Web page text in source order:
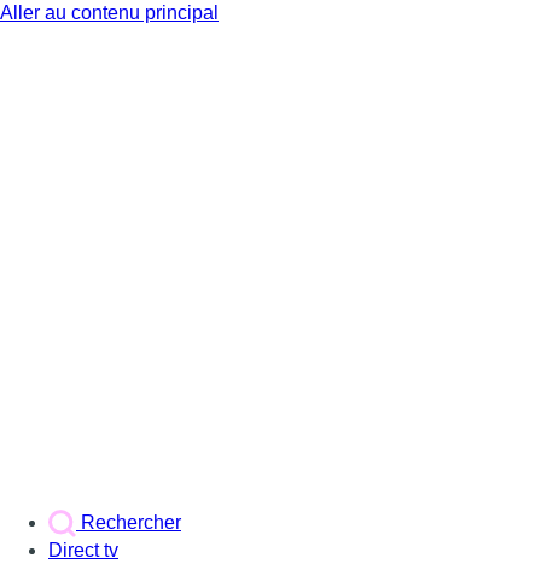
Aller au contenu principal
Rechercher
Direct tv